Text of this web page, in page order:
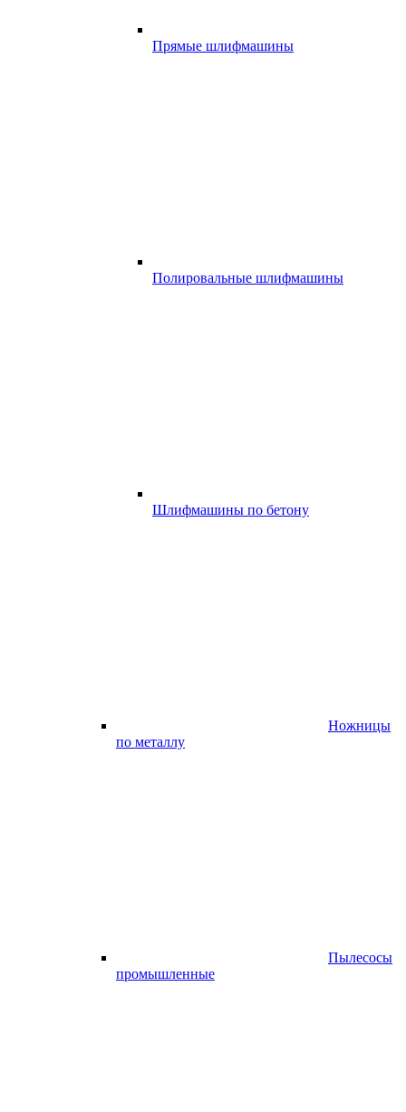
Прямые шлифмашины
Полировальные шлифмашины
Шлифмашины по бетону
Ножницы
по металлу
Пылесосы
промышленные